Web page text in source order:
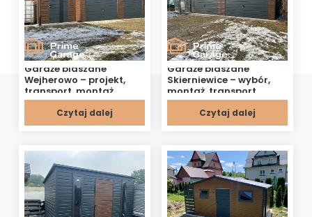
Garaże blaszane
Wejherowo – projekt,
transport, montaż
Czytaj dalej
Garaże blaszane
Skierniewice – wybór,
montaż, transport
Czytaj dalej